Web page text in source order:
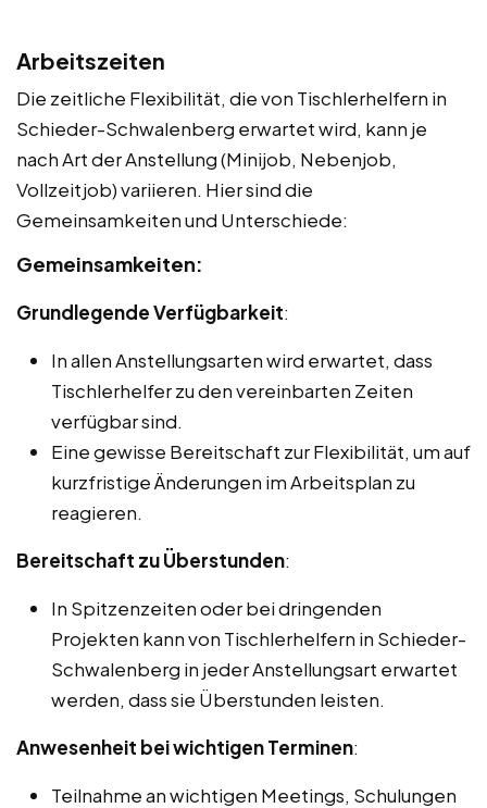
Arbeitszeiten
Die zeitliche Flexibilität, die von Tischlerhelfern in
Schieder-Schwalenberg erwartet wird, kann je
nach Art der Anstellung (Minijob, Nebenjob,
Vollzeitjob) variieren. Hier sind die
Gemeinsamkeiten und Unterschiede:
Gemeinsamkeiten:
Grundlegende Verfügbarkeit:
In allen Anstellungsarten wird erwartet, dass
Tischlerhelfer zu den vereinbarten Zeiten
verfügbar sind.
Eine gewisse Bereitschaft zur Flexibilität, um auf
kurzfristige Änderungen im Arbeitsplan zu
reagieren.
Bereitschaft zu Überstunden:
In Spitzenzeiten oder bei dringenden
Projekten kann von Tischlerhelfern in Schieder-
Schwalenberg in jeder Anstellungsart erwartet
werden, dass sie Überstunden leisten.
Anwesenheit bei wichtigen Terminen:
Teilnahme an wichtigen Meetings, Schulungen